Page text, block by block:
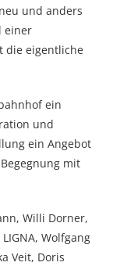
und anders
einer
die eigentliche
ein
und
ein Angebot
mit
Willi Dorner,
Wolfgang
Veit, Doris